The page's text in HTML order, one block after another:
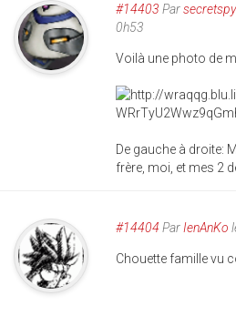
#14403 Par
0h53
Voilà une photo de
De gauche à droite:
frère, moi, et mes 2
#14404 Par IenAnKo
Chouette famille vu